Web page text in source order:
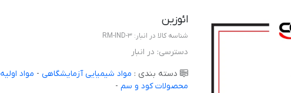
ائوزین
شناسه کالا در انبار: RM-IND-3
دسترسی: در انبار
دسته بندی : مواد شیمیایی آزمایشگاهی - مواد اولیه
محصولات کود و سم -